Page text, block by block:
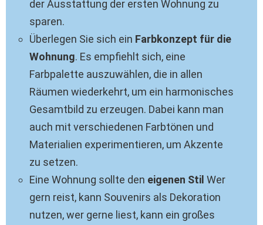
der Ausstattung der ersten Wohnung zu
sparen.
Überlegen Sie sich ein Farbkonzept für die
Wohnung. Es empfiehlt sich, eine
Farbpalette auszuwählen, die in allen
Räumen wiederkehrt, um ein harmonisches
Gesamtbild zu erzeugen. Dabei kann man
auch mit verschiedenen Farbtönen und
Materialien experimentieren, um Akzente
zu setzen.
Eine Wohnung sollte den eigenen Stil Wer
gern reist, kann Souvenirs als Dekoration
nutzen, wer gerne liest, kann ein großes